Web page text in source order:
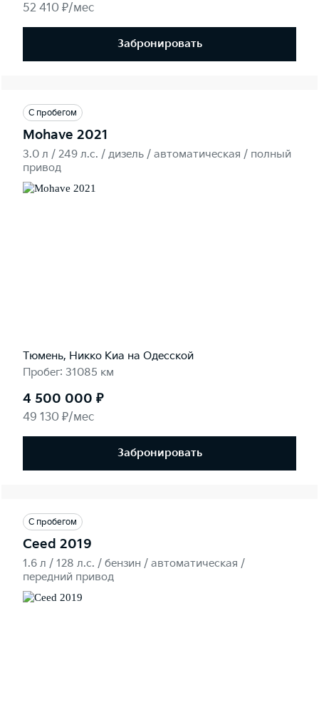
52 410 ₽/мес
Забронировать
С пробегом
Mohave 2021
3.0 л / 249 л.c. / дизель / автоматическая / полный
привод
Тюмень, Никко Kиа на Одесской
Пробег: 31085 км
4 500 000 ₽
49 130 ₽/мес
Забронировать
С пробегом
Ceed 2019
1.6 л / 128 л.c. / бензин / автоматическая /
передний привод